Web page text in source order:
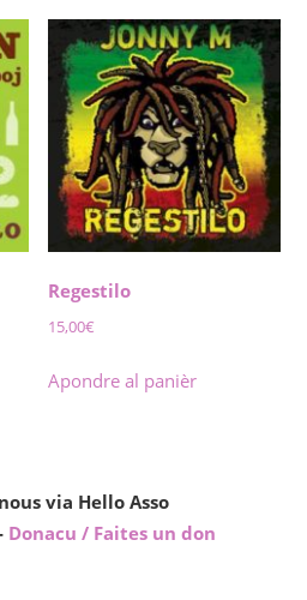
Regestilo
15,00€
Apondre al panièr
via Hello Asso
Donacu / Faites un don